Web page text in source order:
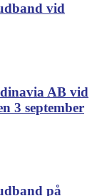
vid
AB vid
3 september
på